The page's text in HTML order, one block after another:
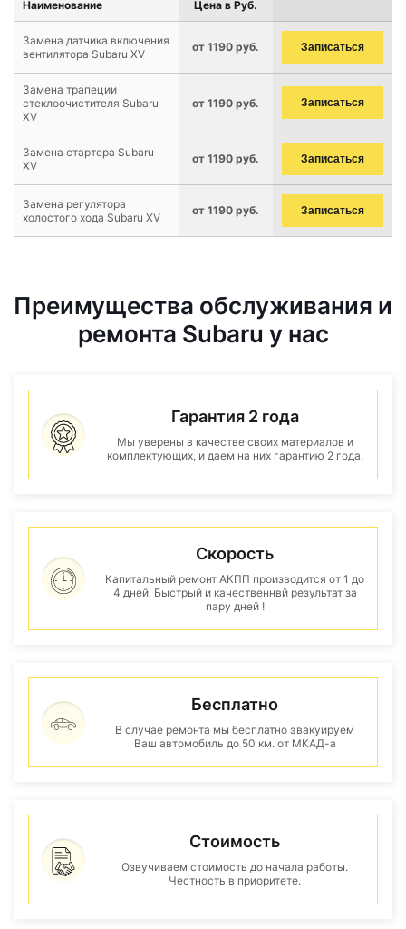
Наименование Цена в Руб.
Замена датчика включения
вентилятора Subaru XV
от 1190 руб. Записаться
Замена трапеции
стеклоочистителя Subaru
XV
от 1190 руб. Записаться
Замена стартера Subaru
XV
от 1190 руб. Записаться
Замена регулятора
холостого хода Subaru XV
от 1190 руб. Записаться
Преимущества обслуживания и
ремонта Subaru у нас
Гарантия 2 года
Мы уверены в качестве своих материалов и
комплектующих, и даем на них гарантию 2 года.
Скорость
Капитальный ремонт АКПП производится от 1 до
4 дней. Быстрый и качественнвй результат за
пару дней !
Бесплатно
В случае ремонта мы бесплатно эвакуируем
Ваш автомобиль до 50 км. от МКАД-а
Стоимость
Озвучиваем стоимость до начала работы.
Честность в приоритете.